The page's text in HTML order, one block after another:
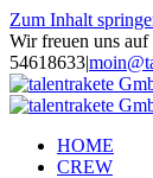
Zum Inhalt
Wir freuen uns
54618633|
HOME
CREW